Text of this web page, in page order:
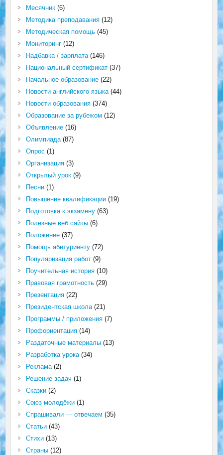
Месячник(6)
Методика преподавания(12)
Методическая помощь(45)
Мониторинг(12)
Надбавка / зарплата(146)
Национальный сертификат(37)
Начальное образование(22)
Новости английского языка(44)
Новости образования(374)
Образование за рубежом (12)
Объявление(16)
Олимпиада(87)
Опрос (1)
Организация(3)
Открытый урок(9)
Песни(1)
Повышение квалификации(19)
Подготовка к экзамену(63)
Полезные веб сайты(6)
Положение(37)
Помощь абитуриенту(72)
Популяризация работ(9)
Поучительная история(10)
Правовая грамотность(29)
Презентация(22)
Президентская школа(21)
Программы / приложения(7)
Профориентация(14)
Раздаточные материалы(13)
Разработка урока(34)
Реклама(2)
Решение задач (1)
Сказки(2)
Союз молодёжи(1)
Спрашивали — отвечаем (35)
Статьи(43)
Стихи(13)
Страны(12)